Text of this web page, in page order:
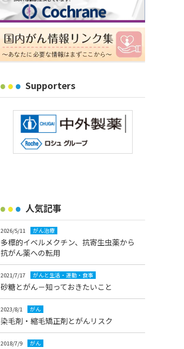
Supporters
人気記事
2026/5/11 がん治療
多標的イベルメクチン、抗寄生虫薬から
抗がん薬への転用
2021/7/17 がんと生活・運動・食事
砂糖とがん－知っておきたいこと
2023/8/1 がん
染毛剤・縮毛矯正剤とがんリスク
2018/7/9 がん